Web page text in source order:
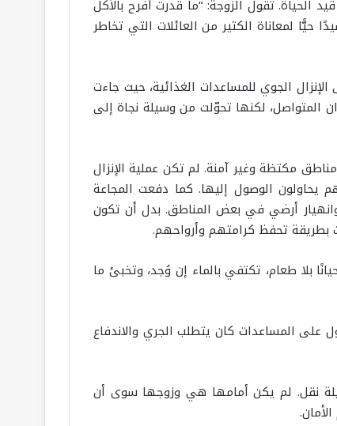
تقول الزوجة: “ما قدرت أفرح بالأكل
لمعاناة الكثير من العائلات التي تخاطر
الجوي للمساعدات الغذائية، حيث جاءت
المتواصل، لكنها تحوّلت من وسيلة نجاة إلى
مكتظة وغير آمنة. لم تكن عملية الإنزال
يحاولون الوصول إليها. كما دفعت المجاعة
أرضي في بعض المناطق. بدل أن تكون
بطريقة تحفظ كرامتهم وأرواحهم.
بلا طعام، تكتفي بالماء إن وُجد، وتخبئ ما
المساعدات كان يتطلب الجري والاندفاع
نقل. لم يكن أمامها هي وزوجها سوى أن